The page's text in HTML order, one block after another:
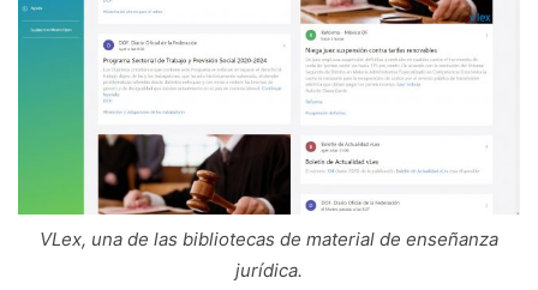
VLex, una de las bibliotecas de material de enseñanza
jurídica.